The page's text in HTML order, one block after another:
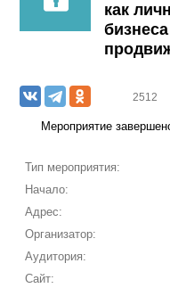
как
2512
Мероприятие
Тип мероприятия:
Начало:
Адрес:
Организатор:
Аудитория:
Сайт: